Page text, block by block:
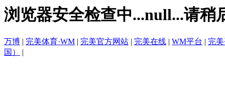
浏览器安全检查中...null...请稍
万博 | 完美体育·WM | 完美官方网站 | 完美在线 | WM平台 | 完
国）
|